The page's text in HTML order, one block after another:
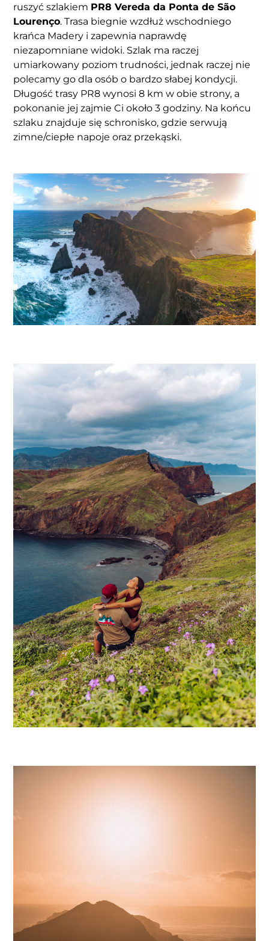
ruszyć szlakiem PR8 Vereda da Ponta de São
Lourenço. Trasa biegnie wzdłuż wschodniego
krańca Madery i zapewnia naprawdę
niezapomniane widoki. Szlak ma raczej
umiarkowany poziom trudności, jednak raczej nie
polecamy go dla osób o bardzo słabej kondycji.
Długość trasy PR8 wynosi 8 km w obie strony, a
pokonanie jej zajmie Ci około 3 godziny. Na końcu
szlaku znajduje się schronisko, gdzie serwują
zimne/ciepłe napoje oraz przekąski.